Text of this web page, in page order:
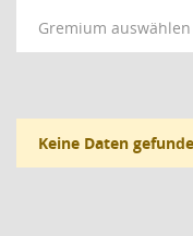
Gremium auswählen
Keine Daten